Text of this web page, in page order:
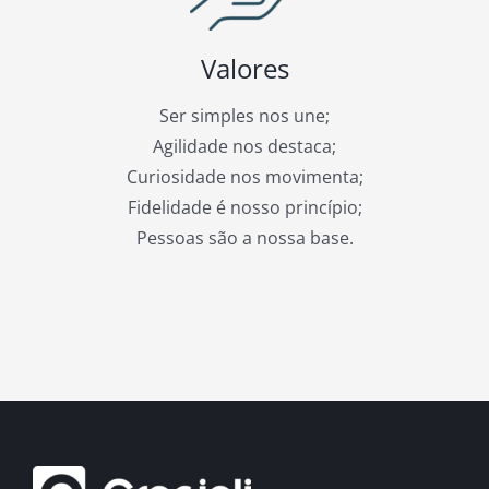
Valores
Ser simples nos une;
Agilidade nos destaca;
Curiosidade nos movimenta;
Fidelidade é nosso princípio;
Pessoas são a nossa base.